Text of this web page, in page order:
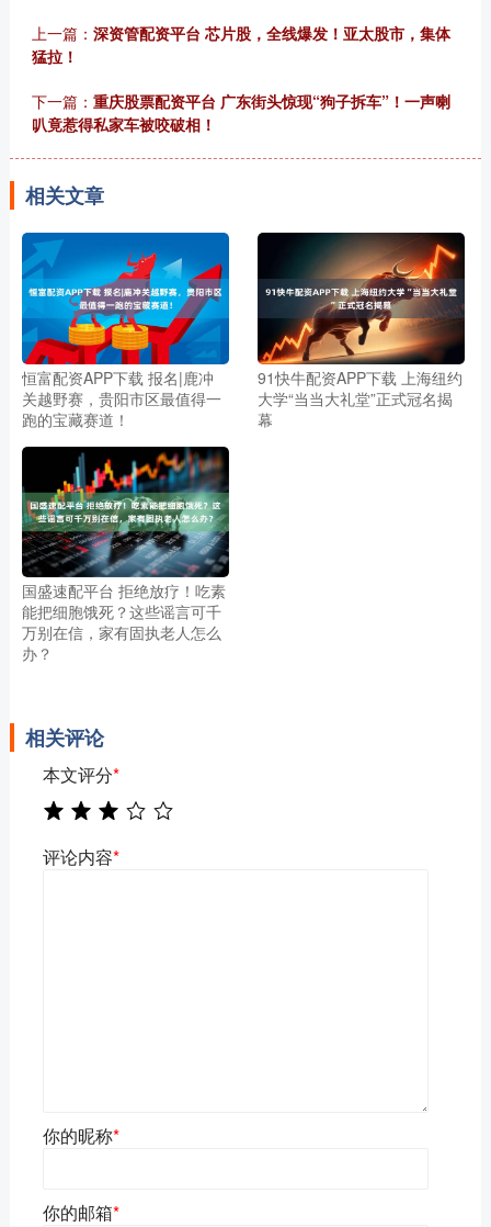
上一篇： 深资管配资平台 芯片股，全线爆发！亚太股市，集体
猛拉！
下一篇： 重庆股票配资平台 广东街头惊现“狗子拆车”！一声喇
叭竟惹得私家车被咬破相！
相关文章
恒富配资APP下载 报名|鹿冲
关越野赛，贵阳市区最值得一
跑的宝藏赛道！
91快牛配资APP下载 上海纽约
大学“当当大礼堂”正式冠名揭
幕
国盛速配平台 拒绝放疗！吃素
能把细胞饿死？这些谣言可千
万别在信，家有固执老人怎么
办？
相关评论
本文评分*
评论内容*
你的昵称*
你的邮箱*